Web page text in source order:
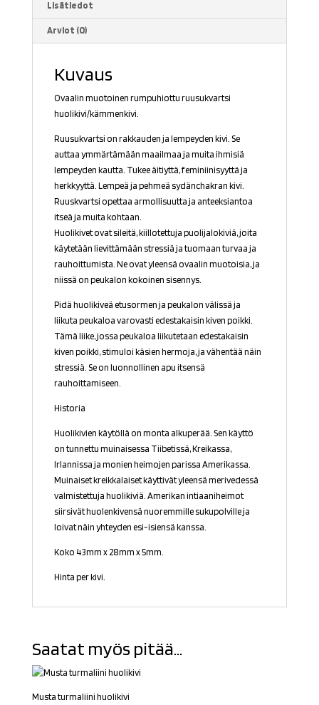
Lisätiedot
Arviot (0)
Kuvaus
Ovaalin muotoinen rumpuhiottu ruusukvartsi
huolikivi/kämmenkivi.
Ruusukvartsi on rakkauden ja lempeyden kivi. Se
auttaa ymmärtämään maailmaa ja muita ihmisiä
lempeyden kautta. Tukee äitiyttä, feminiinisyyttä ja
herkkyyttä. Lempeä ja pehmeä sydänchakran kivi.
Ruuskvartsi opettaa armollisuutta ja anteeksiantoa
itseä ja muita kohtaan.
Huolikivet ovat sileitä, kiillotettuja puolijalokiviä, joita
käytetään lievittämään stressiä ja tuomaan turvaa ja
rauhoittumista. Ne ovat yleensä ovaalin muotoisia, ja
niissä on peukalon kokoinen sisennys.
Pidä huolikiveä etusormen ja peukalon välissä ja
liikuta peukaloa varovasti edestakaisin kiven poikki.
Tämä liike, jossa peukaloa liikutetaan edestakaisin
kiven poikki, stimuloi käsien hermoja, ja vähentää näin
stressiä. Se on luonnollinen apu itsensä
rauhoittamiseen.
Historia
Huolikivien käytöllä on monta alkuperää. Sen käyttö
on tunnettu muinaisessa Tiibetissä, Kreikassa,
Irlannissa ja monien heimojen parissa Amerikassa.
Muinaiset kreikkalaiset käyttivät yleensä merivedessä
valmistettuja huolikiviä. Amerikan intiaaniheimot
siirsivät huolenkivensä nuoremmille sukupolville ja
loivat näin yhteyden esi-isiensä kanssa.
Koko 43mm x 28mm x 5mm.
Hinta per kivi.
Saatat myös pitää...
Musta turmaliini huolikivi